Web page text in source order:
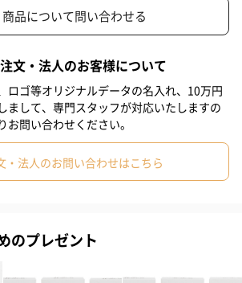
に1杯として、ミルクティーにして飲むのが
Everyday
ブレンドした、まろやかでベーシックな一
日飲んでも飽きの来ない、誰にでも愛され
#義母 #取引先男性 #取引先女性
#上司女性 #祖父 #祖母 #母親
#女性 #男性 #男友達 #女友達
代 #90代
商品について問い合わせる
文・法人のお客様について
ロゴ等オリジナルデータの名入れ、10万円
まして、専門スタッフが対応いたしますの
問い合わせください。
・法人のお問い合わせはこちら
のプレゼント